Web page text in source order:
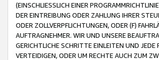
(EINSCHLIESSLICH EINER
DER EINTREIBUNG ODER ZAHLUNG IHRER
ODER ZOLLVERPFLICHTUNGEN, ODER (F)
AUFTRAGNEHMER. WIR UND UNSERE
GERICHTLICHE SCHRITTE EINLEITEN UND
VERTEIDIGEN, ODER UM RECHTE AUCH ZUM